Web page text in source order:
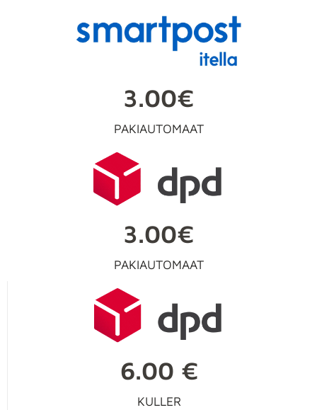
3.00€
PAKIAUTOMAAT
3.00€
PAKIAUTOMAAT
6.00 €
KULLER